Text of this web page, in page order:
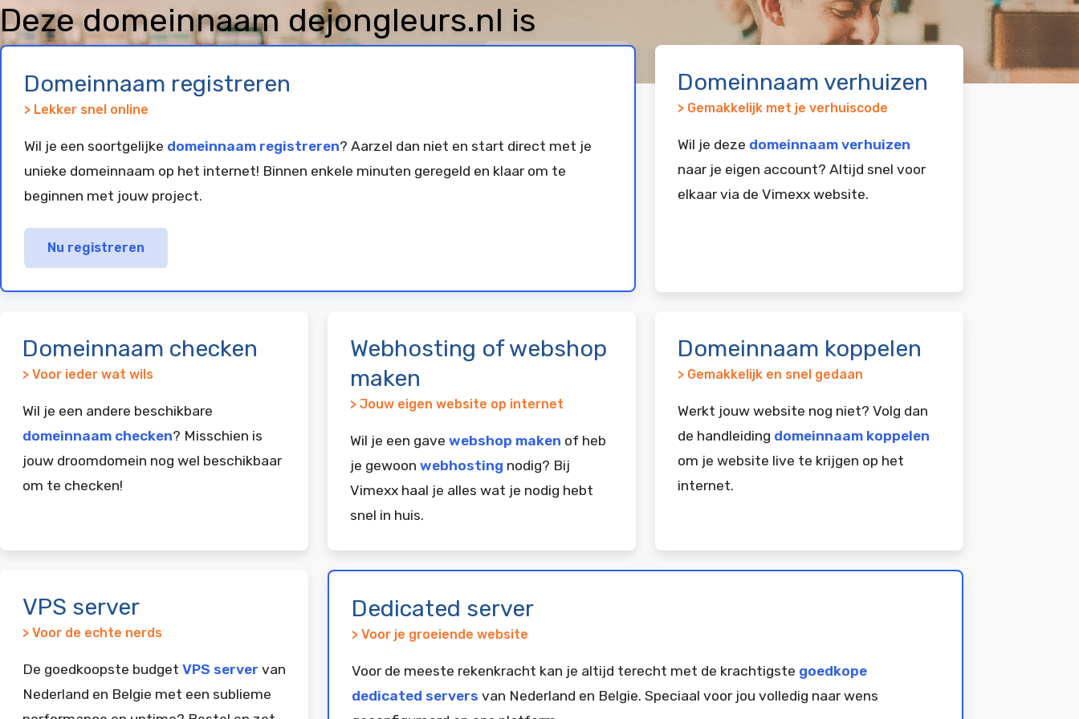
Deze domeinnaam dejongleurs.nl is
geregistreerd en geparkeerd bij
Domeinnaam registreren
> Lekker snel online
Wil je een soortgelijke domeinnaam registreren? Aarzel dan niet en start direct met je
unieke domeinnaam op het internet! Binnen enkele minuten geregeld en klaar om te
beginnen met jouw project.
Nu registreren
Domeinnaam verhuizen
> Gemakkelijk met je verhuiscode
Wil je deze domeinnaam verhuizen
naar je eigen account? Altijd snel voor
elkaar via de Vimexx website.
Domeinnaam checken
> Voor ieder wat wils
Wil je een andere beschikbare
domeinnaam checken? Misschien is
jouw droomdomein nog wel beschikbaar
om te checken!
Webhosting of webshop
maken
> Jouw eigen website op internet
Wil je een gave webshop maken of heb
je gewoon webhosting nodig? Bij
Vimexx haal je alles wat je nodig hebt
snel in huis.
Domeinnaam koppelen
> Gemakkelijk en snel gedaan
Werkt jouw website nog niet? Volg dan
de handleiding domeinnaam koppelen
om je website live te krijgen op het
internet.
VPS server
> Voor de echte nerds
De goedkoopste budget VPS server van
Nederland en Belgie met een sublieme
Dedicated server
> Voor je groeiende website
Voor de meeste rekenkracht kan je altijd terecht met de krachtigste goedkope
dedicated servers van Nederland en Belgie. Speciaal voor jou volledig naar wens